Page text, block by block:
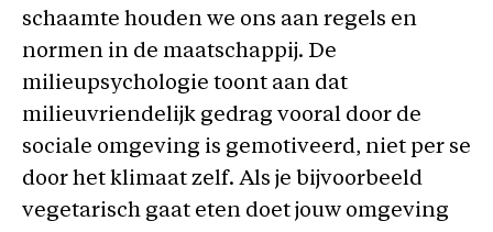
schaamte houden we ons aan regels en
normen in de maatschappij. De
milieupsychologie toont aan dat
milieuvriendelijk gedrag vooral door de
sociale omgeving is gemotiveerd, niet per se
door het klimaat zelf. Als je bijvoorbeeld
vegetarisch gaat eten doet jouw omgeving